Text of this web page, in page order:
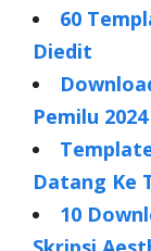
60
Diedit
Pemilu 2024
Datang Ke
10